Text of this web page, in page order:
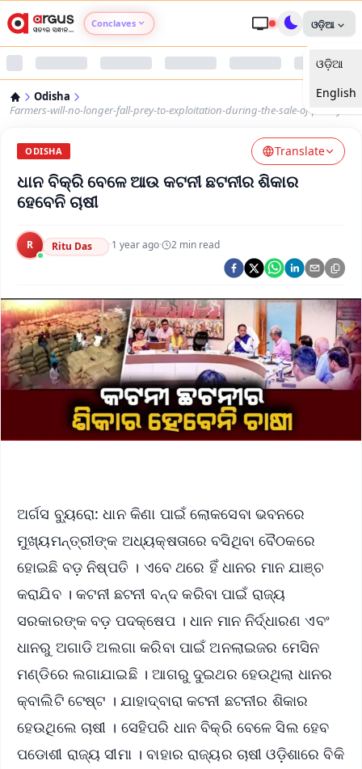
Conclaves
Argus Nari Shakti
Argus Chalo Dekhein Apna Desh
ଓଡ଼ିଆ
ଓଡ଼ିଆ
English
Odisha
Farmers-will-no-longer-fall-prey-to-exploitation-during-the-sale-of-paddy
ODISHA Translate
ଧାନ ବିକ୍ରି ବେଳେ ଆଉ କଟନୀ ଛଟନୀର ଶିକାର
ହେବେନି ଚାଷୀ
R Ritu Das ·1 year ago· 2 min read
ଅର୍ଗସ ବ୍ୟୁରୋ: ଧାନ କିଣା ପାଇଁ ଲୋକସେବା ଭବନରେ
ମୁଖ୍ୟମନ୍ତ୍ରୀଙ୍କ ଅଧ୍ୟକ୍ଷତାରେ ବସିଥିବା ବୈଠକରେ
ହୋଇଛି ବଡ଼ ନିଷ୍ପତି । ଏବେ ଥରେ ହିଁ ଧାନର ମାନ ଯାଞ୍ଚ
କରାଯିବ । କଟନୀ ଛଟନୀ ବନ୍ଦ କରିବା ପାଇଁ ରାଜ୍ୟ
ସରକାରଙ୍କ ବଡ଼ ପଦକ୍ଷେପ । ଧାନ ମାନ ନିର୍ଦ୍ଧାରଣ ଏବଂ
ଧାନରୁ ଅଗାଡି ଅଲଗା କରିବା ପାଇଁ ଅନଲାଇଜର ମେସିନ
ମଣ୍ଡିରେ ଲଗାଯାଇଛି । ଆଗରୁ ଦୁଇଥର ହେଉଥିଲା ଧାନର
କ୍ବାଲିଟି ଟେଷ୍ଟ । ଯାହାଦ୍ବାରା କଟନୀ ଛଟନୀର ଶିକାର
ହେଉଥିଲେ ଚାଷୀ । ସେହିପରି ଧାନ ବିକ୍ରି ବେଳେ ସିଲ ହେବ
ପଡୋଶୀ ରାଜ୍ୟ ସୀମା । ବାହାର ରାଜ୍ୟର ଚାଷୀ ଓଡ଼ିଶାରେ ବିକି